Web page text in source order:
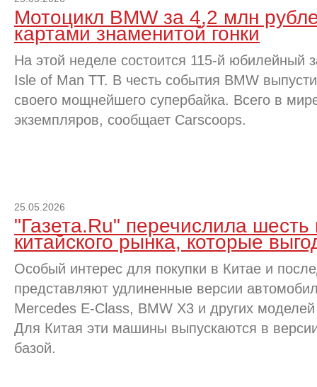
Мотоцикл BMW за 4,2 млн
картами знаменитой гонки
На этой неделе состоится 115-й юбилейный
Isle of Man TT. В честь события BMW
своего мощнейшего супербайка. Всего в
экземпляров, сообщает Carscoops.
25.05.2026
"Газета.Ru" перечислила
китайского рынка, которые
Особый интерес для покупки в Китае и
представляют удлиненные версии
Mercedes E-Class, BMW X3 и других
Для Китая эти машины выпускаются в
базой.